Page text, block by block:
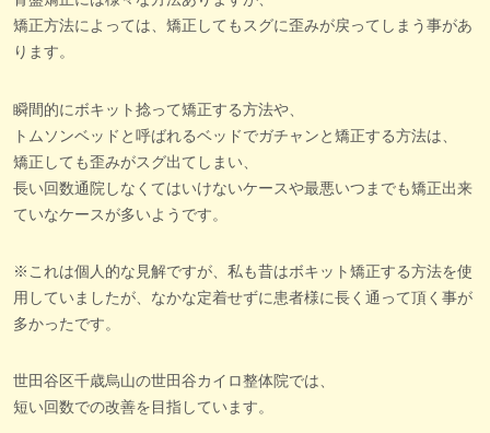
矯正方法によっては、矯正してもスグに歪みが戻ってしまう事があ
ります。
瞬間的にボキット捻って矯正する方法や、
トムソンベッドと呼ばれるベッドでガチャンと矯正する方法は、
矯正しても歪みがスグ出てしまい、
長い回数通院しなくてはいけないケースや最悪いつまでも矯正出来
ていなケースが多いようです。
※これは個人的な見解ですが、私も昔はボキット矯正する方法を使
用していましたが、なかな定着せずに患者様に長く通って頂く事が
多かったです。
世田谷区千歳烏山の世田谷カイロ整体院では、
短い回数での改善を目指しています。